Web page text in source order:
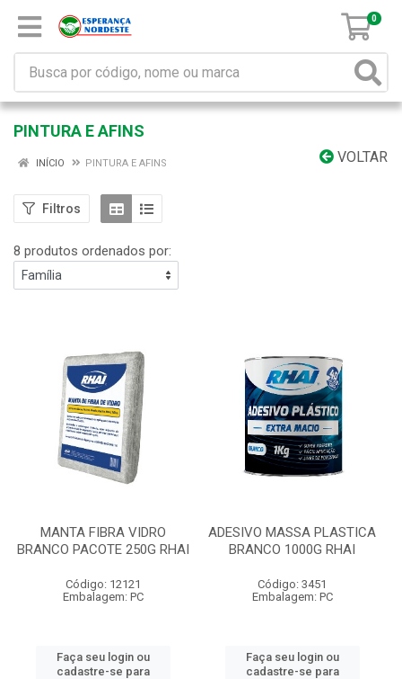
0
PINTURA E AFINS
VOLTAR
INÍCIO PINTURA E AFINS
Filtros
8 produtos ordenados por:
MANTA FIBRA VIDRO
BRANCO PACOTE 250G RHAI
Código: 12121
Embalagem: PC
Faça seu login ou
cadastre-se para
ADESIVO MASSA PLASTICA
BRANCO 1000G RHAI
Código: 3451
Embalagem: PC
Faça seu login ou
cadastre-se para